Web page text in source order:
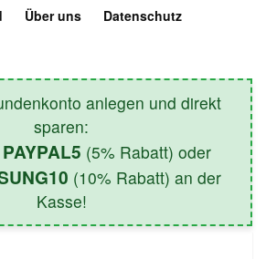
Über uns Datenschutz
anlegen und direkt
sparen:
PAYPAL5 (5% Rabatt) oder
(10% Rabatt) an der
Kasse!